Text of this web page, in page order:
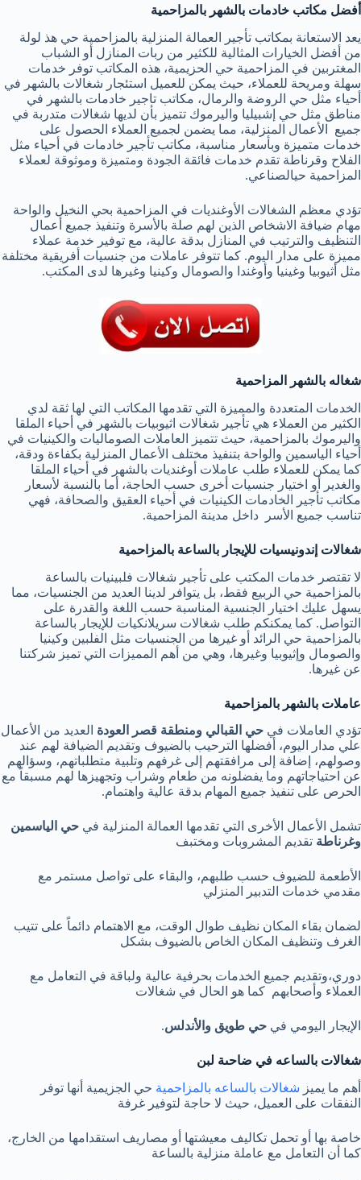
أفضل مكاتب خادمات بالشهر بالمزاحمية
يعد الاستعانة بمكاتب تأجير العمالة المنزلية بالمزاحمية حي هذ لولة
من أفضل الخيارات المثالية للكثير من ربات المنازل أو الشباب
المغتربين في المزاحمية حي الحزيمية، هذه المكاتب توفر خدمات
سهلة ومريحة للعملاء، حيث يمكن للعميل استئجار شغالات بالشهر في
أحياء مثل حي الروضة والرمال، مكاتب تاجير خادمات بالشهر في
مناطق مثل حي إشبيليا واليرموك تتميز بأن لديها شغالات متدربة في
جميع الأعمال المنزلية، مما يضمن لجميع العملاء الحصول على
خدمات متميزة وبأسعار مناسبة، مكاتب تأجير خادمات في أحياء مثل
الفلاح وقرناطة تقدم خدمات فائقة الجودة ومتميزة وموثوقة لعملاء
المزاحمية حيالصناعي.
تؤدي معظم الشغالات الأوغنديات في المزاحمية بحي النخيل والواحة
مهام ضيافة الاشخاص الذين لهم صلة بالأسرة وتنفيذ جميع أعمال
التنظيف والترتيب في المنازل بدقة عالية، مع توفير خدمة عملاء
مميزة على مدار اليوم. كما تتوفر عاملات من جنسيات أفريقية مختلفة
مثل أثيوبيا وغينيا وأوغندا والصومال وكينيا وغيرها لدى المكتب.
شغاله بالشهر المزاحمية
الخدمات المتعددة والمميزة التي تقدمها المكاتب التي لها ثقة لدي
الكثير من العملاء هي تأجير شغالات اثيوبيات بالشهر في أحياء الملقا
واليرموك بالمزاحمية، حيث تتميز العاملات الصوماليات والكينيات في
أحياء الياسمين والواحة بتنفيذ مختلف الأعمال المنزلية بكفاءة ودقة،
كما يمكن للعملاء طلب عاملات أوغنديات بالشهر في أحياء الملقا
والغدير أو اختيار جنسيات أخرى حسب الحاجة، أما بالنسبة لأسعار
مكاتب تأجير الخادمات الكينيات في أحياء العقيق والصحافة، فهي
تناسب جميع الأسر داخل مدينة المزاحمية.
شغالات إندونيسيات للإيجار بالساعة بالمزاحمية
لا تقتصر خدمات المكتب على تأجير شغالات فلبينيات بالساعة
بالمزاحمية حي الربيع فقط، بل يتوافر لدينا العديد من الجنسيات، مما
يسهل عليك اختيار الجنسية المناسبة حسب اللغة والقدرة على
التواصل. كما يمكنكم طلب شغالات سريلانكيات للإيجار بالساعة
بالمزاحمية حي الرائد أو غيرها من الجنسيات مثل الفلبين وكينيا
والصومال وإثيوبيا وغيرها، وهي من أهم المميزات التي تميز شركتنا
عن غيرها.
عاملات بالشهر بالمزاحمية
تؤدي العاملات في حي القبالي ومنطقة قصر العودة العديد من الأعمال
علي مدار اليوم، أفضلها الترحيب بالضيوف وتقديم الضيافة لهم عند
وصولهم، إضافة إلى مرافقتهم إلى غرفهم وتلبية متطلباتهم، وسؤالهم
عن احتياجاتهم وما يفضلونه من طعام وشراب وتجهيزها لهم مسبقاً مع
الحرص على تنفيذ جميع المهام بدقة عالية واهتمام.
تشمل الأعمال الأخرى التي تقدمها العمالة المنزلية في حي الياسمين
وغرناطة تقديم المشروبات ومختبف
الأطعمة للضيوف حسب طلبهم، والبقاء على تواصل مستمر مع
مقدمي خدمات التدبير المنزلي
لضمان بقاء المكان نظيف طوال الوقت، مع الاهتمام دائماً على تتيب
الغرف وتنظيف المكان الخاص بالضيوف بشكل
دوري،وتقديم جميع الخدمات بحرفية عالية ولباقة في التعامل مع
العملاء وأصحابهم كما هو الحال في شغالات
الإيجار اليومي في حي طويق والأندلس.
شغالات بالساعه في ضاحىة لبن
أهم ما يميز شغالات بالساعه بالمزاحمية حي الجزيمية أنها توفر
النفقات على العميل، حيث لا حاجة لتوفير غرفة
خاصة بها أو تحمل تكاليف معيشتها أو مصاريف استقدامها من الخارج،
كما أن التعامل مع عاملة منزلية بالساعة